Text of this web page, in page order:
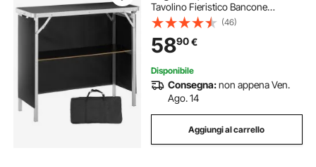
Tavolino Fieristico Bancone
Espositivo, Bancone Servizio
Esterno Pieghevole Tavolo da Bar,
Tavolino Reception con Ripiano,
Nero
(46)
5890€
Disponibile
Consegna:non appena Ven.
Ago. 14
Aggiungi al carrello